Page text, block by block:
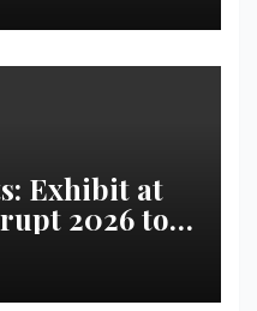
Exhibit at
2026 to
|